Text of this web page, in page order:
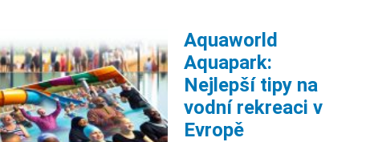
Aquaworld
Aquapark:
Nejlepší tipy na
vodní rekreaci v
Evropě